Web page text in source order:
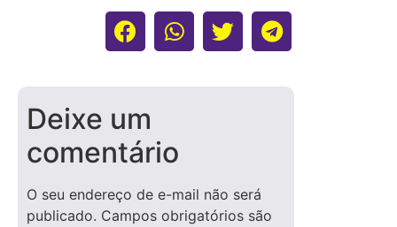
Deixe um
comentário
O seu endereço de e-mail não será
publicado. Campos obrigatórios são